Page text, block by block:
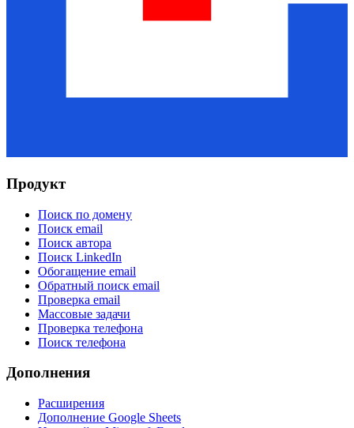
Продукт
Поиск по домену
Поиск email
Поиск автора
Поиск LinkedIn
Обогащение email
Обратный поиск email
Проверка email
Массовые задачи
Проверка телефона
Поиск телефона
Дополнения
Расширения
Дополнение Google Sheets